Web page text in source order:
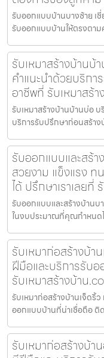
รับออกแบบบ้านบางซ้าย เ
รับออกแบบบ้านให้ตรงตา
รับเหมาสร้างบ้าน
คำแนะนำด้วยบริก
อาชีพที่ รับเหมาสร้
รับเหมาสร้างบ้านบ้านบ่อ
บริการรับปรึกษาก่อนสร้าง
รับออกแบบและสร้า
สวยงาม แข็งแรง
ได้ ปรึกษาเราเลยที่
รับออกแบบและสร้างบ้านบ
ในงบประมาณที่คุณกำหนดไ
รับเหมาก่อสร้างบ้า
ฝีมือและบริการรับ
รับเหมาสร้างบ้าน
รับเหมาก่อสร้างบ้านเจ็ดริ้
ออกแบบบ้านที่น่าเชื่อถือ ติ
รับเหมาก่อสร้างบ้า